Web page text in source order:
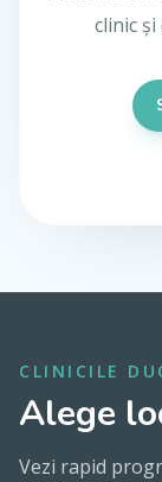
clinic
CLINICILE
Alege
Vezi rapid